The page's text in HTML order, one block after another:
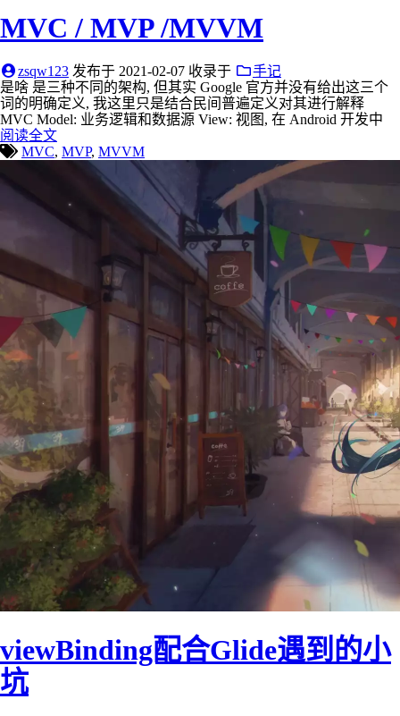
MVC / MVP /MVVM
zsqw123 发布于 2021-02-07 收录于
手记
是啥 是三种不同的架构, 但其实 Google 官方并没有给出这三个
词的明确定义, 我这里只是结合民间普遍定义对其进行解释
MVC Model: 业务逻辑和数据源 View: 视图, 在 Android 开发中
阅读全文
MVC, MVP, MVVM
viewBinding配合Glide遇到的小
坑